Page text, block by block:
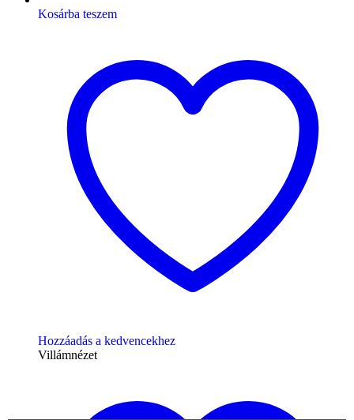
Kosárba teszem
Hozzáadás a kedvencekhez
Villámnézet